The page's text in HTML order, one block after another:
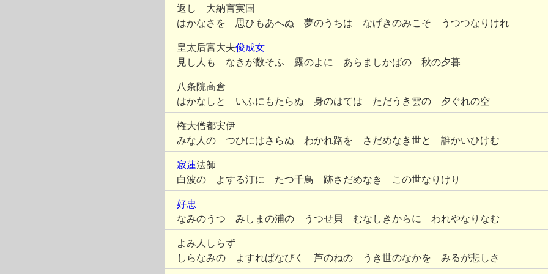
返し 大納言実国
はかなさを 思ひもあへぬ 夢のうちは なげきのみこそ うつつなりけれ
皇太后宮大夫俊成女
見し人も なきが数そふ 露のよに あらましかばの 秋の夕暮
八条院高倉
はかなしと いふにもたらぬ 身のはては ただうき雲の 夕ぐれの空
権大僧都実伊
みな人の つひにはさらぬ わかれ路を さだめなき世と 誰かいひけむ
寂蓮法師
白波の よする汀に たつ千鳥 跡さだめなき この世なりけり
好忠
なみのうつ みしまの浦の うつせ貝 むなしきからに われやなりなむ
よみ人しらず
しらなみの よすればなびく 芦のねの うき世のなかを みるが悲しさ